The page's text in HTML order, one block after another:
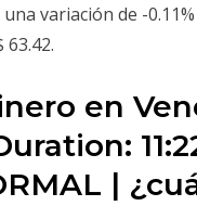
variación de -
en
|